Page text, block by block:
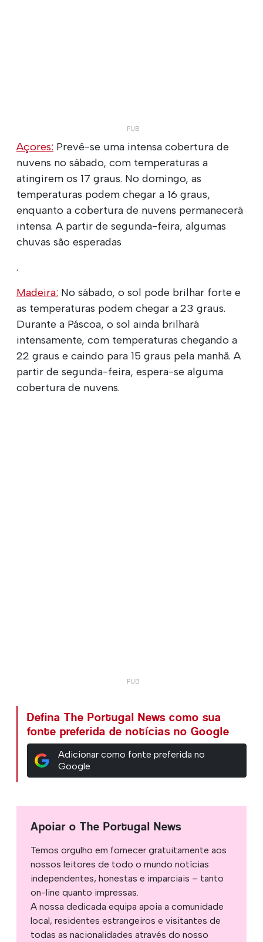
Açores: Prevê-se uma intensa cobertura de
nuvens no sábado, com temperaturas a
atingirem os 17 graus. No domingo, as
temperaturas podem chegar a 16 graus,
enquanto a cobertura de nuvens permanecerá
intensa. A partir de segunda-feira, algumas
chuvas são esperadas
.
Madeira: No sábado, o sol pode brilhar forte e
as temperaturas podem chegar a 23 graus.
Durante a Páscoa, o sol ainda brilhará
intensamente, com temperaturas chegando a
22 graus e caindo para 15 graus pela manhã. A
partir de segunda-feira, espera-se alguma
cobertura de nuvens.
Defina The Portugal News como sua
fonte preferida de notícias no Google
Adicionar como fonte preferida no
Google
Apoiar o The Portugal News
Temos orgulho em fornecer gratuitamente aos
nossos leitores de todo o mundo notícias
independentes, honestas e imparciais – tanto
on-line quanto impressas.
A nossa dedicada equipa apoia a comunidade
local, residentes estrangeiros e visitantes de
todas as nacionalidades através do nosso